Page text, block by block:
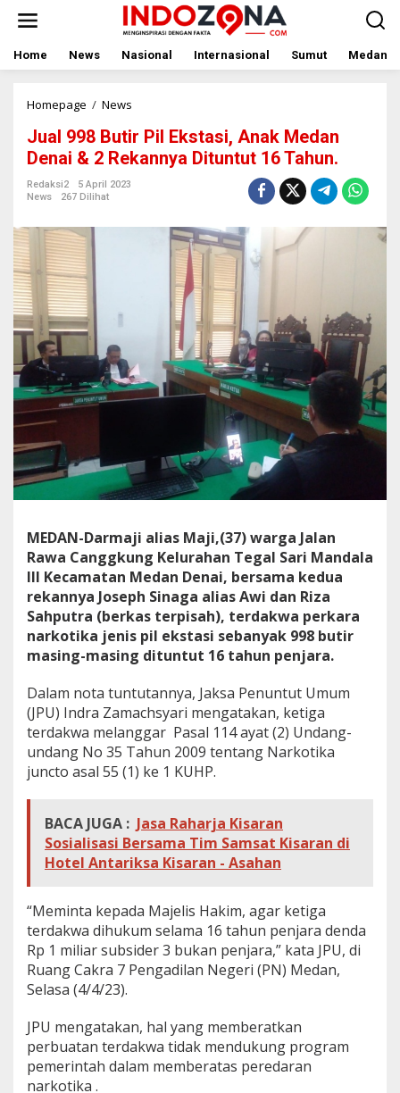
Home News Nasional Internasional Sumut Medan
Homepage / News
Butir
Pil
Ekstasi,
&
Rekannya
Jual 998 Butir Pil Ekstasi, Anak Medan
Denai & 2 Rekannya Dituntut 16 Tahun.
Redaksi2
5 April 2023
News
267 Dilihat
MEDAN-Darmaji alias Maji,(37) warga Jalan
Rawa Canggkung Kelurahan Tegal Sari Mandala
III Kecamatan Medan Denai, bersama kedua
rekannya Joseph Sinaga alias Awi dan Riza
Sahputra (berkas terpisah), terdakwa perkara
narkotika jenis pil ekstasi sebanyak 998 butir
masing-masing dituntut 16 tahun penjara.
Dalam nota tuntutannya, Jaksa Penuntut Umum
(JPU) Indra Zamachsyari mengatakan, ketiga
terdakwa melanggar Pasal 114 ayat (2) Undang-
undang No 35 Tahun 2009 tentang Narkotika
juncto asal 55 (1) ke 1 KUHP.
BACA JUGA : Jasa Raharja Kisaran
Sosialisasi Bersama Tim Samsat Kisaran di
Hotel Antariksa Kisaran - Asahan
“Meminta kepada Majelis Hakim, agar ketiga
terdakwa dihukum selama 16 tahun penjara denda
Rp 1 miliar subsider 3 bukan penjara,” kata JPU, di
Ruang Cakra 7 Pengadilan Negeri (PN) Medan,
Selasa (4/4/23).
JPU mengatakan, hal yang memberatkan
perbuatan terdakwa tidak mendukung program
pemerintah dalam memberatas peredaran
narkotika .